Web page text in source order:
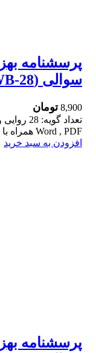
سوالی (RPWB-28)
8,900 تومان
تعداد
Word , PDF همراه با مقاله مرتبط
افزودن به سبد خرید